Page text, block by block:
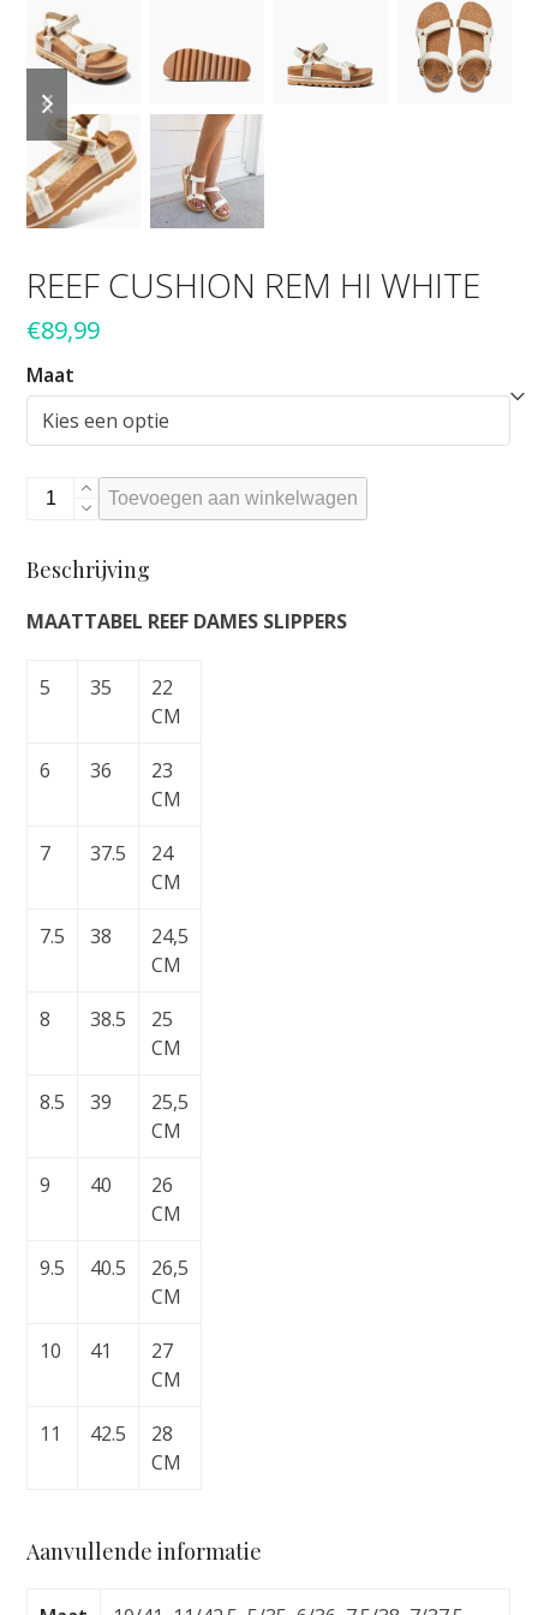
previous
slide
next
slide
REEF CUSHION REM HI WHITE
€89,99
Maat
Reef
Cushion
Hi
aantal
Toevoegen aan winkelwagen
Beschrijving
MAATTABEL REEF DAMES SLIPPERS
5 35
22
CM
6 36
23
CM
7 37.5
24
CM
7.5 38
24,5
CM
8 38.5
25
CM
8.5 39
25,5
CM
9 40
26
CM
9.5 40.5
26,5
CM
10 41
27
CM
11 42.5
28
CM
Aanvullende informatie